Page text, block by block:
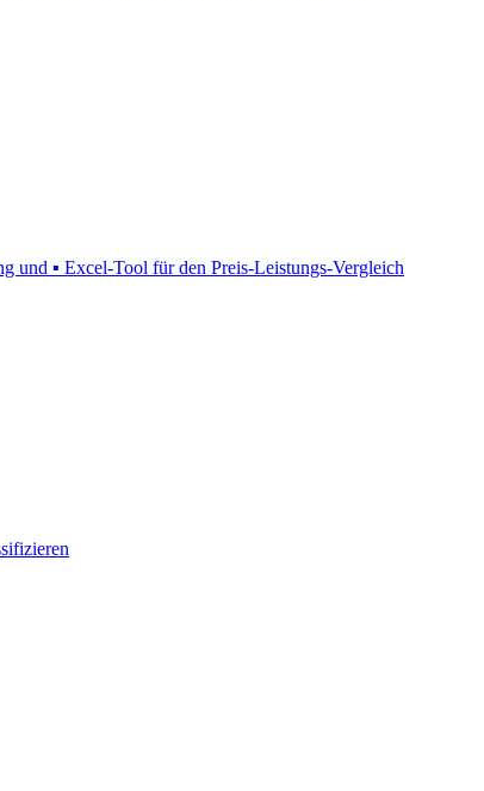
und ▪ Excel-Tool für den Preis-Leistungs-Vergleich